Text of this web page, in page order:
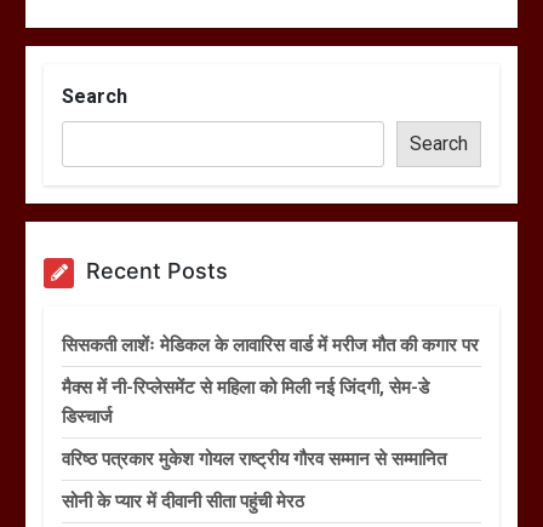
Search
Search
Recent Posts
सिसकती लाशेंः मेडिकल के लावारिस वार्ड में मरीज मौत की कगार पर
मैक्स में नी-रिप्लेसमेंट से महिला को मिली नई जिंदगी, सेम-डे
डिस्चार्ज
वरिष्ठ पत्रकार मुकेश गोयल राष्ट्रीय गौरव सम्मान से सम्मानित
सोनी के प्यार में दीवानी सीता पहुंची मेरठ